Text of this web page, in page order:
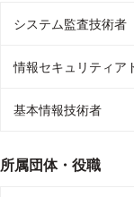
システム監査技術者
情報セキュリティア
基本情報技術者
所属団体・役職